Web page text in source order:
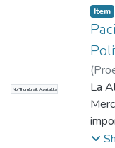
No Thumbnail Available
Item
(
La